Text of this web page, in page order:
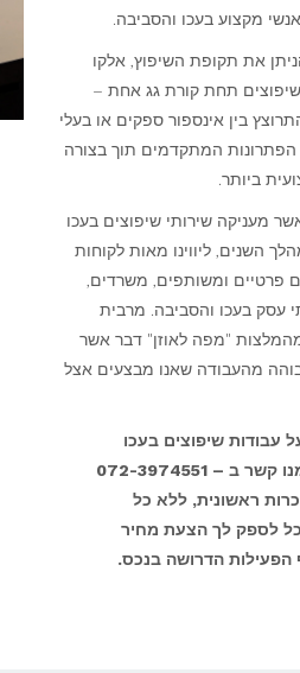
אנשי מקצוע בעכו והסביבה.
את תקופת השיפוץ, אלקו
תחת קורת גג אחת –
בין אינספור ספקים או בעלי
הפתרונות המתקדמים תוך בצורה
ביותר.
מעניקה שירותי שיפוצים בעכו
15 שנה. במהלך השנים, ליווינו מאות לקוחות
פרטיים ומשותפים, משרדים,
עסק בעכו והסביבה. מרבית
מהמלצות "מפה לאוזן" דבר אשר
מהעבודה שאנו מבצעים אצל
עבודות שיפוצים בעכו
והסביבה, ניתן ליצור עימנו קשר ב – 072-3974551
ראשונית, ללא כל
לספק לך הצעת מחיר
הדרושה בנכס.